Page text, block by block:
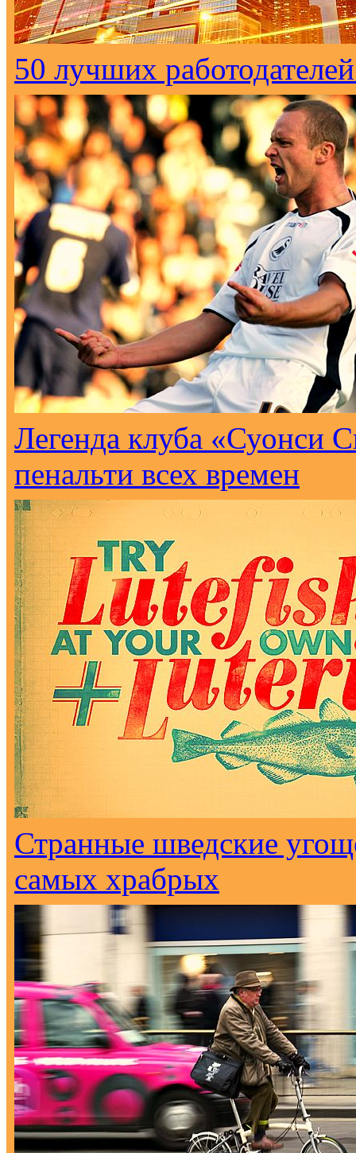
50 лучших
Легенда клуба «Суонси
пенальти всех времен
Странные шведские
самых храбрых